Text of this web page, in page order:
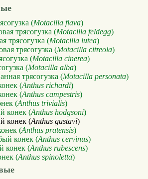
(Motacilla flava)
трясогузка (Motacilla feldegg)
трясогузка (Motacilla lutea)
трясогузка (Motacilla citreola)
(Motacilla cinerea)
(Motacilla alba)
трясогузка (Motacilla personata)
(Anthus richardi)
(Anthus campestris)
(Anthus trivialis)
конек (Anthus hodgsoni)
конек (Anthus gustavi)
(Anthus pratensis)
конек (Anthus cervinus)
конек (Anthus rubescens)
(Anthus spinoletta)